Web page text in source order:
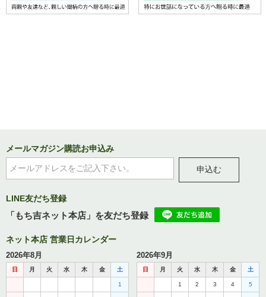
メールマガジン購読お申込み
申込む
LINE友だち登録
「もち吉ネット本店」を友だち登録
ネット本店 営業日カレンダー
2026年8月
日 月 火 水 木 金 土
1
2026年9月
日 月 火 水 木 金 土
1 2 3 4 5